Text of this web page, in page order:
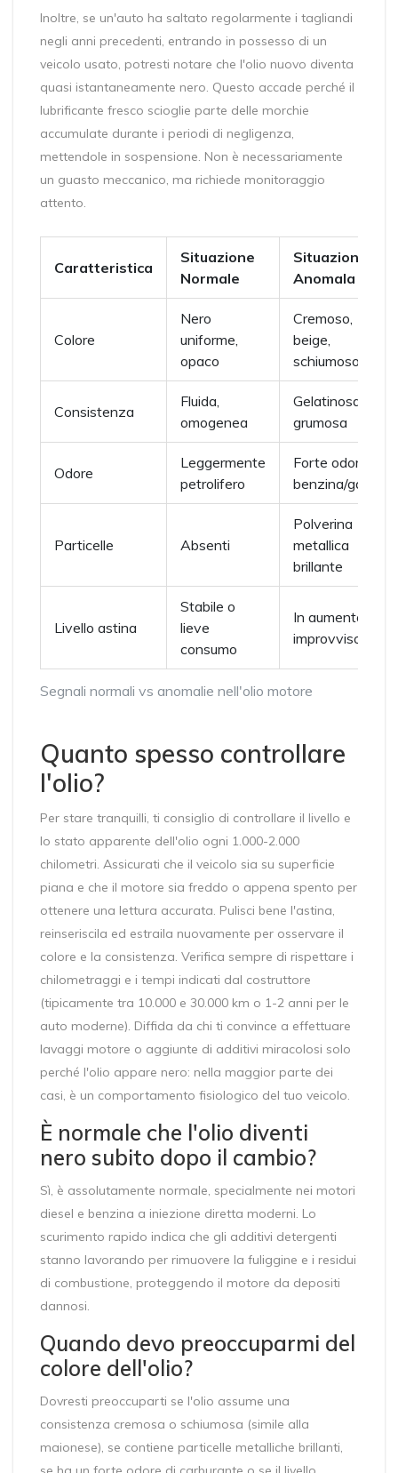
Inoltre, se un'auto ha saltato regolarmente i tagliandi
negli anni precedenti, entrando in possesso di un
veicolo usato, potresti notare che l'olio nuovo diventa
quasi istantaneamente nero. Questo accade perché il
lubrificante fresco scioglie parte delle morchie
accumulate durante i periodi di negligenza,
mettendole in sospensione. Non è necessariamente
un guasto meccanico, ma richiede monitoraggio
attento.
Segnali normali vs anomalie nell'olio motore
Caratteristica
Situazione
Normale
Situazione
Anomala
Colore
Nero
uniforme,
opaco
Cremoso,
beige,
schiumoso
Consistenza
Fluida,
omogenea
Gelatinosa,
grumosa
Odore
Leggermente
petrolifero
Forte odore di
benzina/gasolio
Particelle Absenti
Polverina
metallica
brillante
Livello astina
Stabile o
lieve
consumo
In aumento
improvviso
Quanto spesso controllare
l'olio?
Per stare tranquilli, ti consiglio di controllare il livello e
lo stato apparente dell'olio ogni 1.000-2.000
chilometri. Assicurati che il veicolo sia su superficie
piana e che il motore sia freddo o appena spento per
ottenere una lettura accurata. Pulisci bene l'astina,
reinseriscila ed estraila nuovamente per osservare il
colore e la consistenza. Verifica sempre di rispettare i
chilometraggi e i tempi indicati dal costruttore
(tipicamente tra 10.000 e 30.000 km o 1-2 anni per le
auto moderne). Diffida da chi ti convince a effettuare
lavaggi motore o aggiunte di additivi miracolosi solo
perché l'olio appare nero: nella maggior parte dei
casi, è un comportamento fisiologico del tuo veicolo.
È normale che l'olio diventi
nero subito dopo il cambio?
Sì, è assolutamente normale, specialmente nei motori
diesel e benzina a iniezione diretta moderni. Lo
scurimento rapido indica che gli additivi detergenti
stanno lavorando per rimuovere la fuliggine e i residui
di combustione, proteggendo il motore da depositi
dannosi.
Quando devo preoccuparmi del
colore dell'olio?
Dovresti preoccuparti se l'olio assume una
consistenza cremosa o schiumosa (simile alla
maionese), se contiene particelle metalliche brillanti,